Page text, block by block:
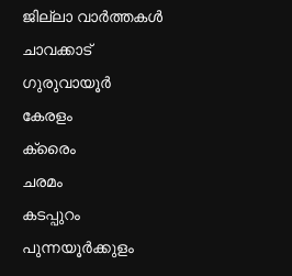
ജില്ലാ വാർത്തകൾ
ചാവക്കാട്
ഗുരുവായൂർ
കേരളം
ക്രൈം
ചരമം
കടപ്പുറം
പുന്നയൂർക്കുളം